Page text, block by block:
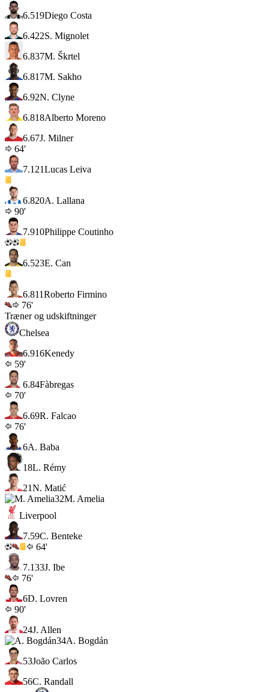
6.519Diego Costa
6.422S. Mignolet
6.837M. Škrtel
6.817M. Sakho
6.92N. Clyne
6.818Alberto Moreno
6.67J. Milner
64'
7.1 21Lucas Leiva
6.820A. Lallana
90'
7.910Philippe Coutinho
6.523E. Can
6.811Roberto Firmino
76'
Træner og udskiftninger
Chelsea
6.916Kenedy
59'
6.84Fàbregas
70'
6.69R. Falcao
76'
6A. Baba
18L. Rémy
21N. Matić
32M. Amelia
Liverpool
7.59C. Benteke
64'
7.133J. Ibe
76'
6D. Lovren
90'
24J. Allen
34A. Bogdán
53João Carlos
56C. Randall